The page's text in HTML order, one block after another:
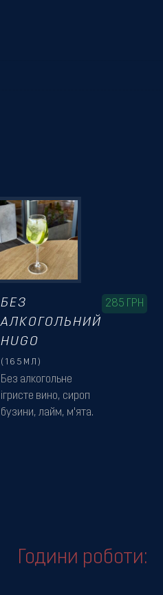
Без алкогольне
ігристе вино, сироп
бузини, лайм, м'ята.
(165МЛ)
БЕЗ
АЛКОГОЛЬНИЙ
HUGO
285 ГРН
Години роботи: